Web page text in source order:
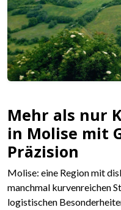
Mehr als nur
in Molise mit
Präzision
Molise: eine Region mit
manchmal kurvenreichen
logistischen